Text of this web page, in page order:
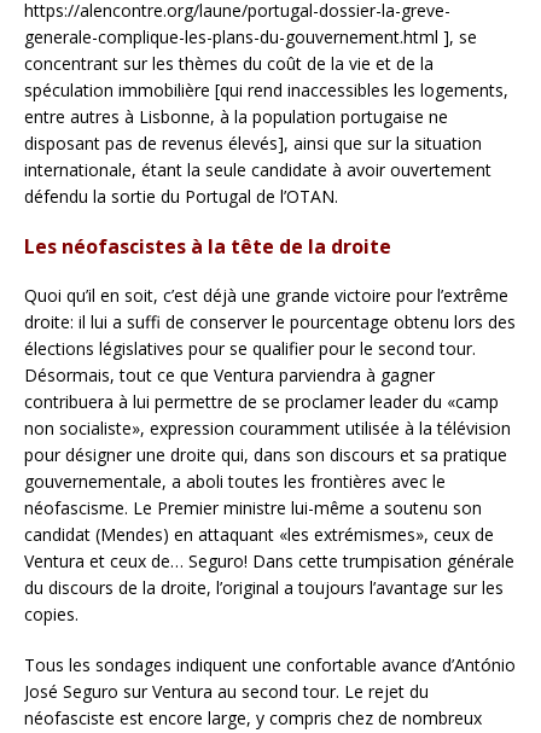
https://alencontre.org/laune/portugal-dossier-la-greve-
generale-complique-les-plans-du-gouvernement.html ], se
concentrant sur les thèmes du coût de la vie et de la
spéculation immobilière [qui rend inaccessibles les logements,
entre autres à Lisbonne, à la population portugaise ne
disposant pas de revenus élevés], ainsi que sur la situation
internationale, étant la seule candidate à avoir ouvertement
défendu la sortie du Portugal de l’OTAN.
Les néofascistes à la tête de la droite
Quoi qu’il en soit, c’est déjà une grande victoire pour l’extrême
droite: il lui a suffi de conserver le pourcentage obtenu lors des
élections législatives pour se qualifier pour le second tour.
Désormais, tout ce que Ventura parviendra à gagner
contribuera à lui permettre de se proclamer leader du «camp
non socialiste», expression couramment utilisée à la télévision
pour désigner une droite qui, dans son discours et sa pratique
gouvernementale, a aboli toutes les frontières avec le
néofascisme. Le Premier ministre lui-même a soutenu son
candidat (Mendes) en attaquant «les extrémismes», ceux de
Ventura et ceux de… Seguro! Dans cette trumpisation générale
du discours de la droite, l’original a toujours l’avantage sur les
copies.
Tous les sondages indiquent une confortable avance d’António
José Seguro sur Ventura au second tour. Le rejet du
néofasciste est encore large, y compris chez de nombreux